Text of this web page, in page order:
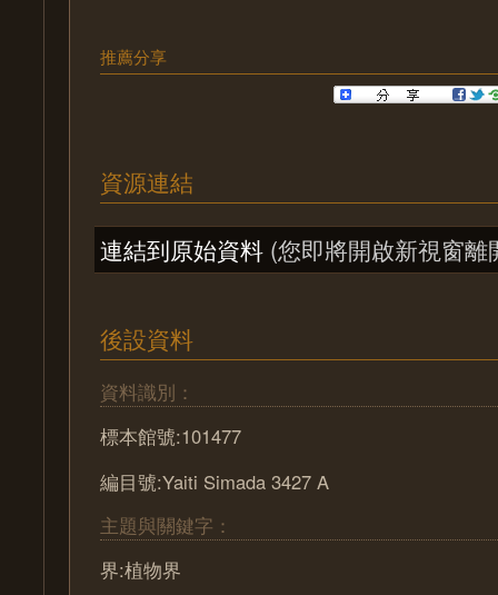
推薦分享
資源連結
連結到原始資料 (您即將開啟新視窗離
後設資料
資料識別：
標本館號:101477
編目號:Yaiti Simada 3427 A
主題與關鍵字：
界:植物界